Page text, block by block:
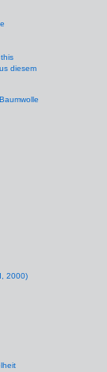
diesem
2000)